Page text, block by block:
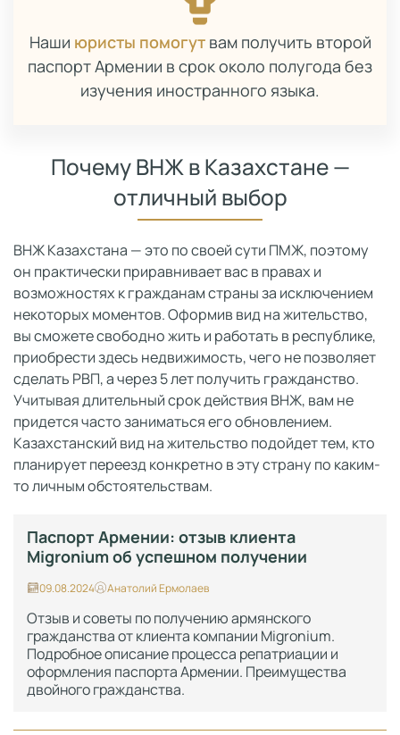
Наши юристы помогутвам получить второй
паспорт Армении в срок около полугода без
изучения иностранного языка.
Почему ВНЖ в Казахстане —
отличный выбор
ВНЖ Казахстана — это по своей сути ПМЖ, поэтому
он практически приравнивает вас в правах и
возможностях к гражданам страны за исключением
некоторых моментов. Оформив вид на жительство,
вы сможете свободно жить и работать в республике,
приобрести здесь недвижимость, чего не позволяет
сделать РВП, а через 5 лет получить гражданство.
Учитывая длительный срок действия ВНЖ, вам не
придется часто заниматься его обновлением.
Казахстанский вид на жительство подойдет тем, кто
планирует переезд конкретно в эту страну по каким-
то личным обстоятельствам.
Паспорт Армении: отзыв клиента
Migronium об успешном получении
09.08.2024 Анатолий Ермолаев
Отзыв и советы по получению армянского
гражданства от клиента компании Migronium.
Подробное описание процесса репатриации и
оформления паспорта Армении. Преимущества
двойного гражданства.